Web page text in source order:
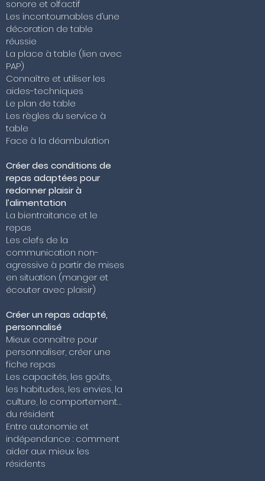
sonore et olfactif
Les incontournables d’une
décoration de table
réussie
La place à table (lien avec
PAP)
Connaître et utiliser les
aides-techniques
Le plan de table
Les règles du service à
table
Face à la déambulation
Créer des conditions de
repas adaptées pour
redonner plaisir à
l’alimentation
La bientraitance et le
repas
Les clefs de la
communication non-
agressive à partir de mises
en situation (manger et
écouter avec plaisir)
Créer un repas adapté,
personnalisé
Mieux connaître pour
personnaliser, créer une
fiche repas
Les capacités, les goûts,
les habitudes, les envies, la
culture, le comportement…
du résident
Entre autonomie et
indépendance : comment
aider aux mieux les
résidents